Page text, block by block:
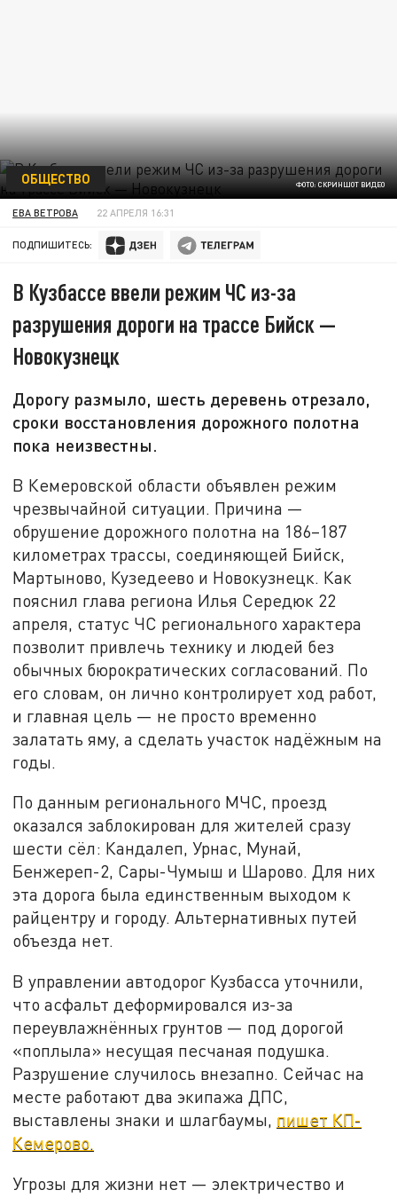
ФОТО: СКРИНШОТ ВИДЕО
ОБЩЕСТВО
ЕВА ВЕТРОВА 22 АПРЕЛЯ 16:31
ПОДПИШИТЕСЬ:
В Кузбассе ввели режим ЧС из-за
разрушения дороги на трассе Бийск —
Новокузнецк
Дорогу размыло, шесть деревень отрезало,
сроки восстановления дорожного полотна
пока неизвестны.
В Кемеровской области объявлен режим
чрезвычайной ситуации. Причина —
обрушение дорожного полотна на 186–187
километрах трассы, соединяющей Бийск,
Мартыново, Кузедеево и Новокузнецк. Как
пояснил глава региона Илья Середюк 22
апреля, статус ЧС регионального характера
позволит привлечь технику и людей без
обычных бюрократических согласований. По
его словам, он лично контролирует ход работ,
и главная цель — не просто временно
залатать яму, а сделать участок надёжным на
годы.
По данным регионального МЧС, проезд
оказался заблокирован для жителей сразу
шести сёл: Кандалеп, Урнас, Мунай,
Бенжереп-2, Сары-Чумыш и Шарово. Для них
эта дорога была единственным выходом к
райцентру и городу. Альтернативных путей
объезда нет.
В управлении автодорог Кузбасса уточнили,
что асфальт деформировался из-за
переувлажнённых грунтов — под дорогой
«поплыла» несущая песчаная подушка.
Разрушение случилось внезапно. Сейчас на
месте работают два экипажа ДПС,
выставлены знаки и шлагбаумы, пишет КП-
Кемерово.
Угрозы для жизни нет — электричество и